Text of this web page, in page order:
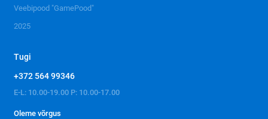
Veebipood "GamePood"
2025
Tugi
+372 564 99346
E-L: 10.00-19.00 P: 10.00-17.00
Oleme võrgus